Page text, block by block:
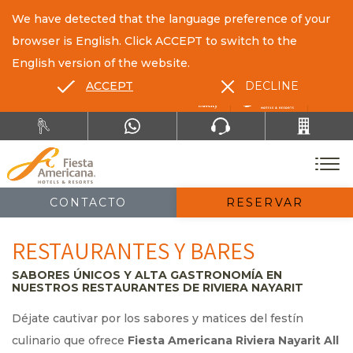
CONTACTO RESERVAR
We have detected that the language preference of your
browser is English. Click ACCEPT to switch to the
English version of the website.
ACCEPT
DECLINE
RESTAURANTES Y BARES
SABORES ÚNICOS Y ALTA GASTRONOMÍA EN
NUESTROS RESTAURANTES DE RIVIERA NAYARIT
Déjate cautivar por los sabores y matices del festín
culinario que ofrece Fiesta Americana Riviera Nayarit All